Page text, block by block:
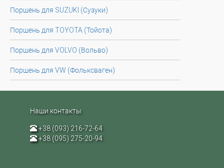
Поршень для SUZUKI (Сузуки)
Поршень для TOYOTA (Тойота)
Поршень для VOLVO (Вольво)
Поршень для VW (Фольксваген)
Наши контакты
+38 (093) 216-72-64
+38 (095) 275-20-94